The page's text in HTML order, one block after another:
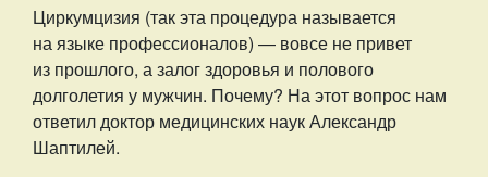
Циркумцизия (так эта процедура называется
на языке профессионалов) — вовсе не привет
из прошлого, а залог здоровья и полового
долголетия у мужчин. Почему? На этот вопрос нам
ответил доктор медицинских наук Александр
Шаптилей.